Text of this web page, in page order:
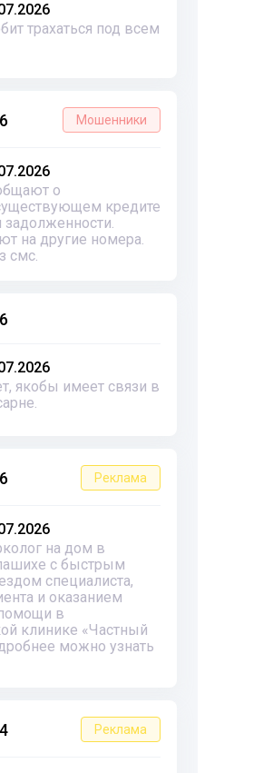
трахаться под всем
Мошенники
о
кредите
задолженности.
на другие номера.
смс.
якобы имеет связи в
Реклама
на дом в
с быстрым
специалиста,
и оказанием
в
клинике «Частный
можно узнать
Реклама